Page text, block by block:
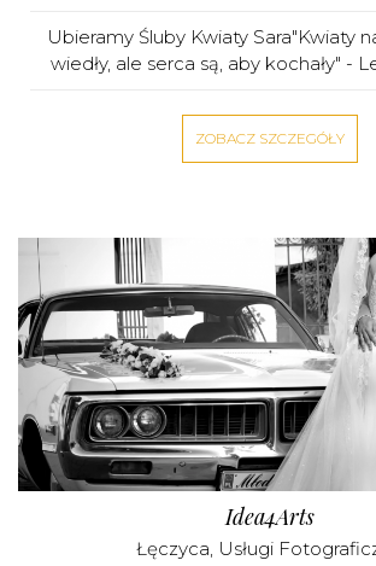
Ubieramy Śluby Kwiaty Sara"Kwiaty
wiedły, ale serca są, aby kochały" -
ZOBACZ SZCZEGÓŁY
Idea4Arts
Łęczyca, Usługi